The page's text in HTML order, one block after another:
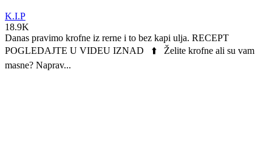
K.I.P
18.9K
Danas pravimo krofne iz rerne i to bez kapi ulja. RECEPT
POGLEDAJTE U VIDEU IZNAD ⬆️ Želite krofne ali su vam
masne? Naprav...